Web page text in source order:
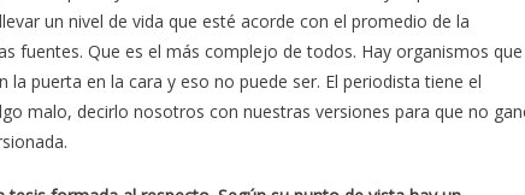
un nivel de vida que esté acorde con el promedio de la
fuentes. Que es el más complejo de todos. Hay organismos que
puerta en la cara y eso no puede ser. El periodista tiene el
malo, decirlo nosotros con nuestras versiones para que no